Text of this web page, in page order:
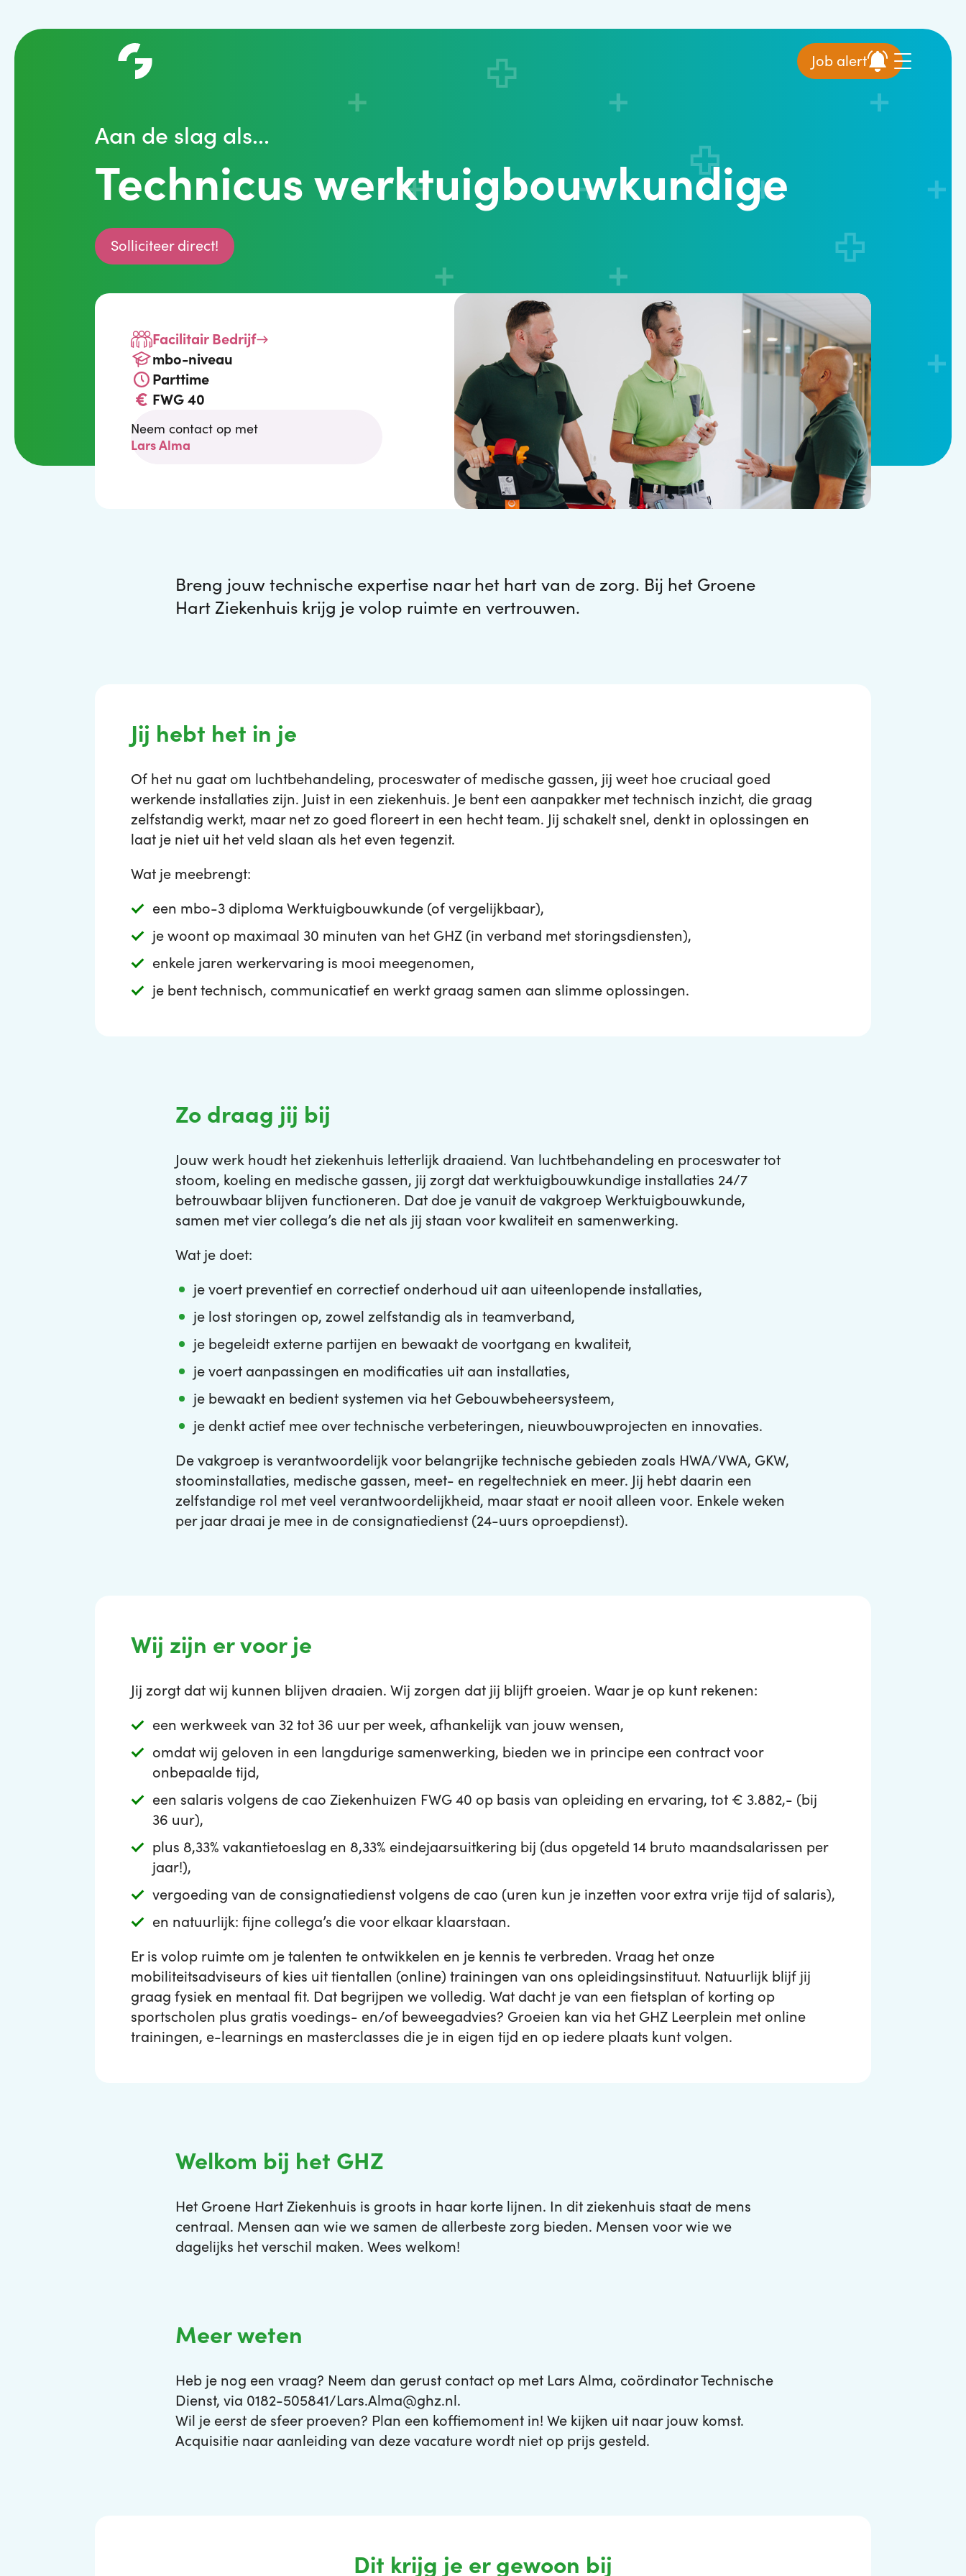
Job alert
Aan de slag als...
Technicus werktuigbouwkundige
Solliciteer direct!
Facilitair Bedrijf
mbo-niveau
Parttime
FWG 40
Neem contact op met
Lars Alma
Breng jouw technische expertise naar het hart van de zorg. Bij het Groene
Hart Ziekenhuis krijg je volop ruimte en vertrouwen.
Jij hebt het in je
Of het nu gaat om luchtbehandeling, proceswater of medische gassen, jij weet hoe cruciaal goed
werkende installaties zijn. Juist in een ziekenhuis. Je bent een aanpakker met technisch inzicht, die graag
zelfstandig werkt, maar net zo goed floreert in een hecht team. Jij schakelt snel, denkt in oplossingen en
laat je niet uit het veld slaan als het even tegenzit.
Wat je meebrengt:
een mbo-3 diploma Werktuigbouwkunde (of vergelijkbaar),
je woont op maximaal 30 minuten van het GHZ (in verband met storingsdiensten),
enkele jaren werkervaring is mooi meegenomen,
je bent technisch, communicatief en werkt graag samen aan slimme oplossingen.
Zo draag jij bij
Jouw werk houdt het ziekenhuis letterlijk draaiend. Van luchtbehandeling en proceswater tot
stoom, koeling en medische gassen, jij zorgt dat werktuigbouwkundige installaties 24/7
betrouwbaar blijven functioneren. Dat doe je vanuit de vakgroep Werktuigbouwkunde,
samen met vier collega’s die net als jij staan voor kwaliteit en samenwerking.
Wat je doet:
je voert preventief en correctief onderhoud uit aan uiteenlopende installaties,
je lost storingen op, zowel zelfstandig als in teamverband,
je begeleidt externe partijen en bewaakt de voortgang en kwaliteit,
je voert aanpassingen en modificaties uit aan installaties,
je bewaakt en bedient systemen via het Gebouwbeheersysteem,
je denkt actief mee over technische verbeteringen, nieuwbouwprojecten en innovaties.
De vakgroep is verantwoordelijk voor belangrijke technische gebieden zoals HWA/VWA, GKW,
stoominstallaties, medische gassen, meet- en regeltechniek en meer. Jij hebt daarin een
zelfstandige rol met veel verantwoordelijkheid, maar staat er nooit alleen voor. Enkele weken
per jaar draai je mee in de consignatiedienst (24-uurs oproepdienst).
Wij zijn er voor je
Jij zorgt dat wij kunnen blijven draaien. Wij zorgen dat jij blijft groeien. Waar je op kunt rekenen:
een werkweek van 32 tot 36 uur per week, afhankelijk van jouw wensen,
omdat wij geloven in een langdurige samenwerking, bieden we in principe een contract voor
onbepaalde tijd,
een salaris volgens de cao Ziekenhuizen FWG 40 op basis van opleiding en ervaring, tot € 3.882,- (bij
36 uur),
plus 8,33% vakantietoeslag en 8,33% eindejaarsuitkering bij (dus opgeteld 14 bruto maandsalarissen per
jaar!),
vergoeding van de consignatiedienst volgens de cao (uren kun je inzetten voor extra vrije tijd of salaris),
en natuurlijk: fijne collega’s die voor elkaar klaarstaan.
Er is volop ruimte om je talenten te ontwikkelen en je kennis te verbreden. Vraag het onze
mobiliteitsadviseurs of kies uit tientallen (online) trainingen van ons opleidingsinstituut. Natuurlijk blijf jij
graag fysiek en mentaal fit. Dat begrijpen we volledig. Wat dacht je van een fietsplan of korting op
sportscholen plus gratis voedings- en/of beweegadvies? Groeien kan via het GHZ Leerplein met online
trainingen, e-learnings en masterclasses die je in eigen tijd en op iedere plaats kunt volgen.
Welkom bij het GHZ
Het Groene Hart Ziekenhuis is groots in haar korte lijnen. In dit ziekenhuis staat de mens
centraal. Mensen aan wie we samen de allerbeste zorg bieden. Mensen voor wie we
dagelijks het verschil maken. Wees welkom!
Meer weten
Heb je nog een vraag? Neem dan gerust contact op met Lars Alma, coördinator Technische
Dienst, via 0182-505841/Lars.Alma@ghz.nl.
Wil je eerst de sfeer proeven? Plan een koffiemoment in! We kijken uit naar jouw komst.
Acquisitie naar aanleiding van deze vacature wordt niet op prijs gesteld.
Dit krijg je er gewoon bij